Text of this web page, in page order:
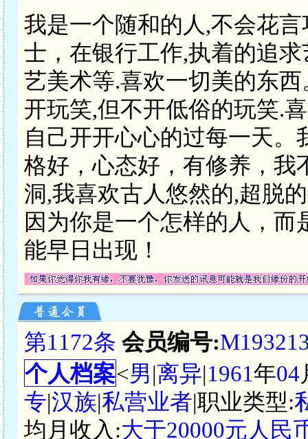
我是一个随和的人,不会花
士，在银行工作,执着的追
艺美术等.喜欢一切美的东
开玩笑,但不开低俗的玩笑.
自己开开心心的过每一天
格好，心态好，有修养，我
洞,我喜欢古人悠然的,超脱
因为你是一个怎样的人，
能早日出现！
第1172条 会员编号:
个人档案<男|离异|1961年04
专|汉族|私营业者|职业类型:
均月收入:大于20000元人民